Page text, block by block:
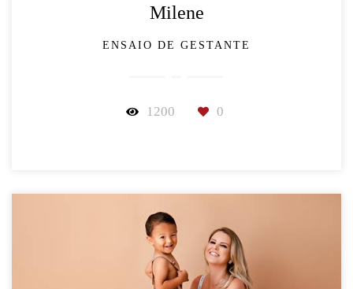
Milene
ENSAIO DE GESTANTE
1200 0